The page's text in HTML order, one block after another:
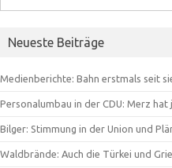
nach:
Neueste Beiträge
Medienberichte: Bahn erstmals seit
Personalumbau in der CDU: Merz
Bilger: Stimmung in der Union und
Waldbrände: Auch die Türkei und